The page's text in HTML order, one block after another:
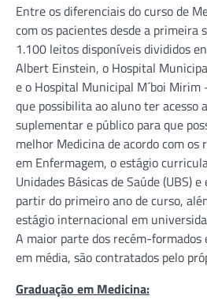
Entre os diferenciais do curso de
com os pacientes desde a primeira
1.100 leitos disponíveis divididos
Albert Einstein, o Hospital
e o Hospital Municipal M´boi Mirim
que possibilita ao aluno ter acesso
suplementar e público para que
melhor Medicina de acordo com os
em Enfermagem, o estágio
Unidades Básicas de Saúde (UBS)
partir do primeiro ano de curso,
estágio internacional em
A maior parte dos recém-formados
em média, são contratados pelo
Graduação em Medicina: